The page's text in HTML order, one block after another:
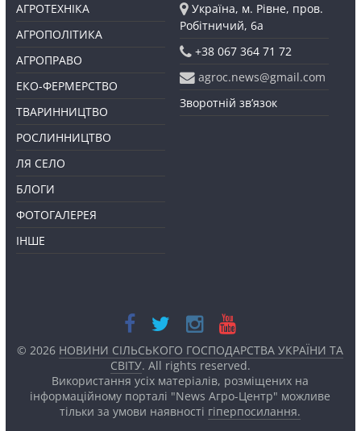
АГРОТЕХНІКА
АГРОПОЛІТИКА
АГРОПРАВО
ЕКО-ФЕРМЕРСТВО
ТВАРИННИЦТВО
РОСЛИННИЦТВО
ЛЯ СЕЛО
БЛОГИ
ФОТОГАЛЕРЕЯ
ІНШЕ
Україна, м. Рівне, пров.
Робітничий, 6а
+38 067 364 71 72
agroc.news@gmail.com
Зворотній зв’язок
© 2026 НОВИНИ СІЛЬСЬКОГО ГОСПОДАРСТВА УКРАЇНИ ТА
СВІТУ. All rights reserved.
Використання усіх матеріалів, розміщених на
інформаційному порталі "News Агро-Центр" можливе
тільки за умови наявності гіперпосилання.